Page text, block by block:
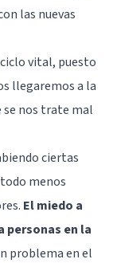
las nuevas
vital, puesto
llegaremos a la
se nos trate mal
ciertas
menos
El miedo a
personas en la
problema en el